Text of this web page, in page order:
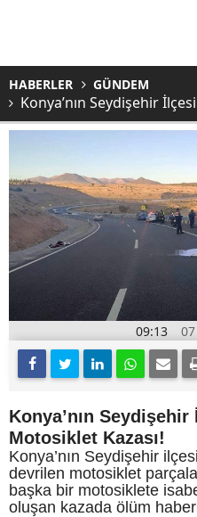
HABERLER GÜNDEM
Konya’nın Seydişehir
09:13
Konya’nın
Motosiklet Kazası!
Konya’nın Seydişehir
devrilen motosiklet
başka bir motosiklete
oluşan kazada ölüm